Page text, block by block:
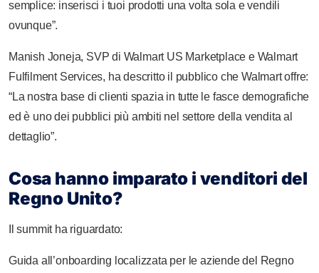
semplice: inserisci i tuoi prodotti una volta sola e vendili
ovunque”.
Manish Joneja, SVP di Walmart US Marketplace e Walmart
Fulfilment Services, ha descritto il pubblico che Walmart offre:
“La nostra base di clienti spazia in tutte le fasce demografiche
ed è uno dei pubblici più ambiti nel settore della vendita al
dettaglio”.
Cosa hanno imparato i venditori del
Regno Unito?
Il summit ha riguardato:
Guida all’onboarding localizzata per le aziende del Regno